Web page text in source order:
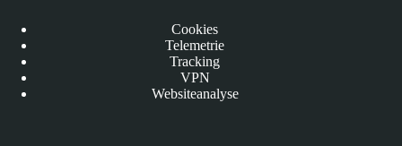
Cookies
Telemetrie
Tracking
VPN
Websiteanalyse